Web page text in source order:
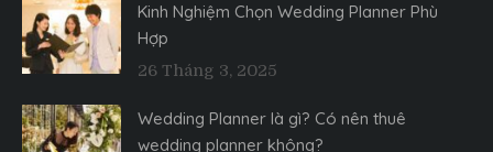
Kinh Nghiệm Chọn Wedding Planner Phù
Hợp
26 Tháng 3, 2025
Wedding Planner là gì? Có nên thuê
wedding planner không?